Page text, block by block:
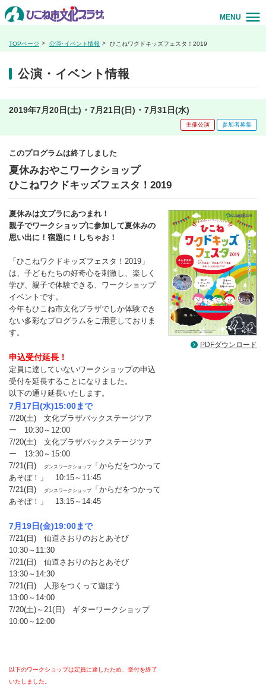
MENU
TOPページ 公演･イベント情報 ひこねワクドキッズフェスタ！2019
公演・イベント情報
2019年7月20日(土) ･ 7月21日(日) ･ 7月31日(水)
主催公演 参加者募集
このプログラムは終了しました
夏休みおやこワークショップ
ひこねワクドキッズフェスタ！2019
夏休みは文プラにあつまれ！
親子でワークショップに参加して夏休みの
思い出に！宿題に！しちゃお！
「ひこねワクドキッズフェスタ！2019」
は、子どもたちの好奇心を刺激し、楽しく
学び、親子で体験できる、ワークショップ
イベントです。
今年もひこね市文化プラザでしか体験でき
ない多彩なプログラムをご用意しておりま
す。
申込受付延長！
定員に達していないワークショップの申込
受付を延長することになりました。
以下の通り延長いたします。
7月17日(水)15:00まで
7/20(土) 文化プラザバックステージツア
ー 10:30～12:00
7/20(土) 文化プラザバックステージツア
ー 13:30～15:00
7/21(日)
ダンスワークショップ
「からだをつかって
あそぼ！」 10:15～11:45
7/21(日)
ダンスワークショップ
「からだをつかって
あそぼ！」 13:15～14:45
7月19日(金)19:00まで
7/21(日) 仙道さおりのおとあそび
10:30～11:30
7/21(日) 仙道さおりのおとあそび
13:30～14:30
7/21(日) 人形をつくって遊ぼう
13:00～14:00
7/20(土)～21(日) ギターワークショップ
10:00～12:00
以下のワークショップは定員に達したため、受付を終了
いたしました。
PDFダウンロード